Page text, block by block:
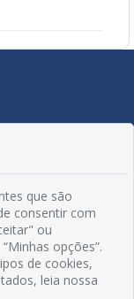
que são
consentir com
ou
opções”.
de cookies,
leia nossa